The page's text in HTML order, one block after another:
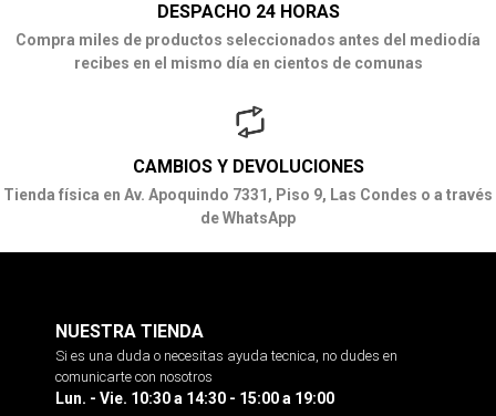
DESPACHO 24 HORAS
Compra miles de productos seleccionados antes del mediodía
recibes en el mismo día en cientos de comunas
CAMBIOS Y DEVOLUCIONES
Tienda física en Av. Apoquindo 7331, Piso 9, Las Condes o a través
de WhatsApp
NUESTRA TIENDA
Si es una duda o necesitas ayuda tecnica, no dudes en
comunicarte con nosotros
Lun. - Vie. 10:30 a 14:30 - 15:00 a 19:00